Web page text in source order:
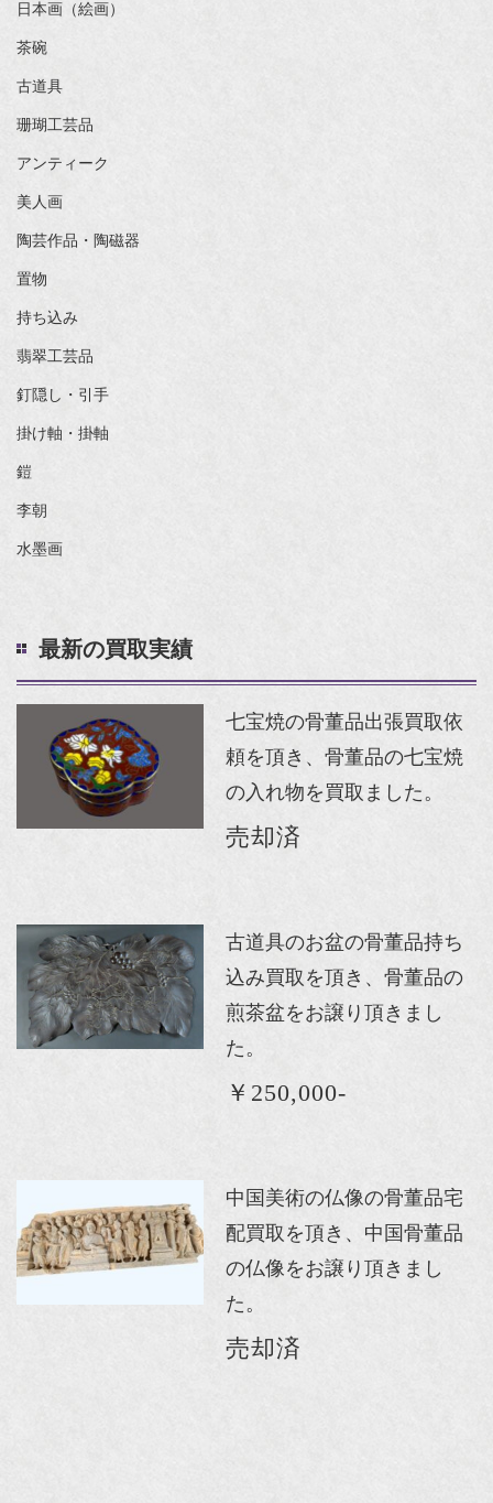
日本画（絵画）
茶碗
古道具
珊瑚工芸品
アンティーク
美人画
陶芸作品・陶磁器
置物
持ち込み
翡翠工芸品
釘隠し・引手
掛け軸・掛軸
鎧
李朝
水墨画
最新の買取実績
七宝焼の骨董品出張買取依
頼を頂き、骨董品の七宝焼
の入れ物を買取ました。
売却済
古道具のお盆の骨董品持ち
込み買取を頂き、骨董品の
煎茶盆をお譲り頂きまし
た。
￥250,000-
中国美術の仏像の骨董品宅
配買取を頂き、中国骨董品
の仏像をお譲り頂きまし
た。
売却済